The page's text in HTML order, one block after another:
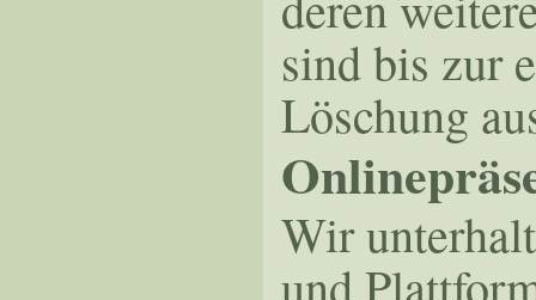
sind bis zur
Löschung
Wir
und